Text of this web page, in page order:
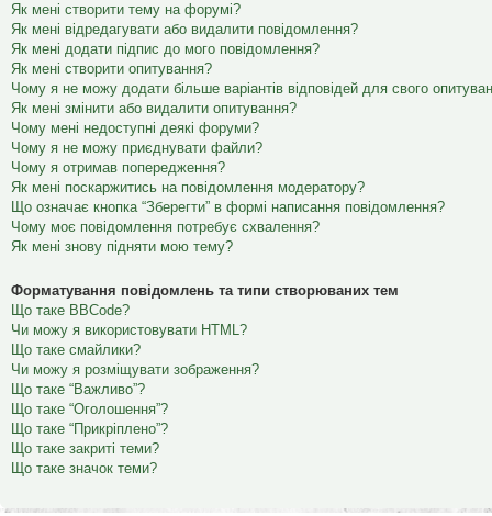
Як мені створити тему на форумі?
Як мені відредагувати або видалити повідомлення?
Як мені додати підпис до мого повідомлення?
Як мені створити опитування?
Чому я не можу додати більше варіантів відповідей для свого
Як мені змінити або видалити опитування?
Чому мені недоступні деякі форуми?
Чому я не можу приєднувати файли?
Чому я отримав попередження?
Як мені поскаржитись на повідомлення модератору?
Що означає кнопка “Зберегти” в формі написання повідомлення?
Чому моє повідомлення потребує схвалення?
Як мені знову підняти мою тему?
Форматування повідомлень та типи створюваних тем
Що таке BBCode?
Чи можу я використовувати HTML?
Що таке смайлики?
Чи можу я розміщувати зображення?
Що таке “Важливо”?
Що таке “Оголошення”?
Що таке “Прикріплено”?
Що таке закриті теми?
Що таке значок теми?